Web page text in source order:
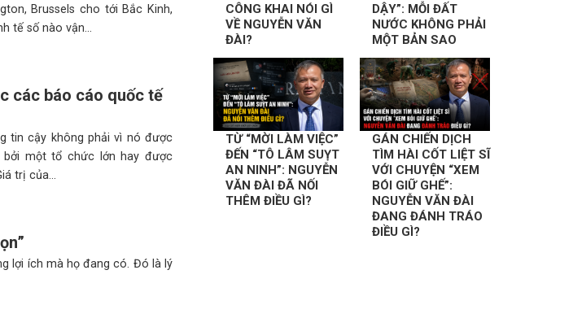
Brussels cho tới Bắc Kinh,
tế số nào vận...
các báo cáo quốc tế
tin cậy không phải vì nó được
bởi một tổ chức lớn hay được
trị của...
lợi ích mà họ đang có. Đó là lý
CÔNG KHAI NÓI GÌ
VỀ NGUYỄN VĂN
ĐÀI?
DẬY”: MỖI ĐẤT
NƯỚC KHÔNG PHẢI
MỘT BẢN SAO
TỪ “MỜI LÀM VIỆC”
ĐẾN “TÔ LÂM SUỴT
AN NINH”: NGUYỄN
VĂN ĐÀI ĐÃ NỐI
THÊM ĐIỀU GÌ?
GÁN CHIẾN DỊCH
TÌM HÀI CỐT LIỆT SĨ
VỚI CHUYỆN “XEM
BÓI GIỮ GHẾ”:
NGUYỄN VĂN ĐÀI
ĐANG ĐÁNH TRÁO
ĐIỀU GÌ?